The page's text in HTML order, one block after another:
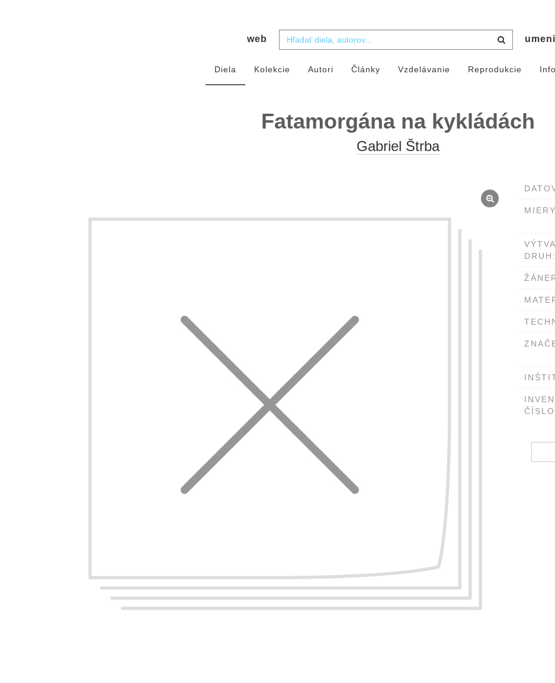
web
Diela Kolekcie Autori Články Vzdelávanie Reprodukcie Info
Fatamorgána na kykládách
Gabriel Štrba
DRUH: